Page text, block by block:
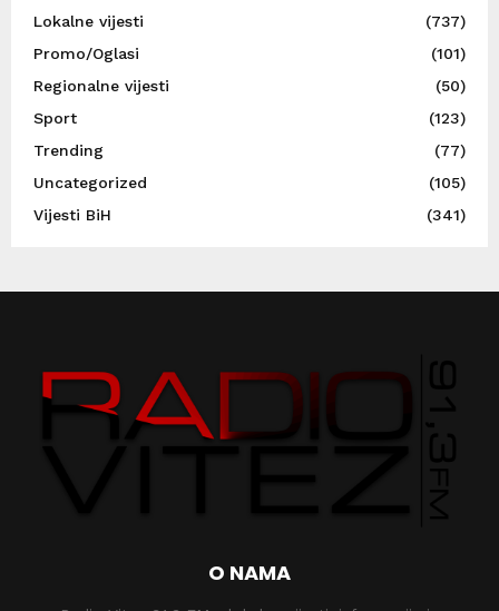
Lokalne vijesti
(737)
Promo/Oglasi
(101)
Regionalne vijesti
(50)
Sport
(123)
Trending
(77)
Uncategorized
(105)
Vijesti BiH
(341)
O NAMA